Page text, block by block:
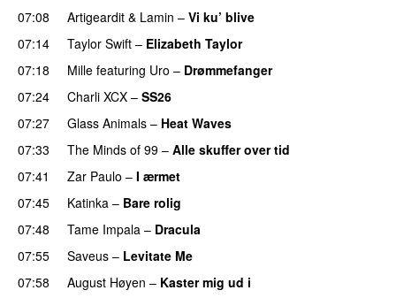
07:08
Artigeardit & Lamin – Vi ku’ blive
07:14
Taylor Swift – Elizabeth Taylor
07:18
Mille featuring Uro – Drømmefanger
07:24
Charli XCX – SS26
07:27 Glass Animals – Heat Waves
07:33
The Minds of 99 – Alle skuffer over tid
07:41
Zar Paulo – I ærmet
07:45
Katinka – Bare rolig
07:48
Tame Impala – Dracula
07:55 Saveus – Levitate Me
07:58 August Høyen – Kaster mig ud i